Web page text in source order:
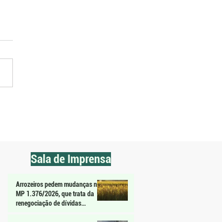
Sala de Imprensa
Arrozeiros pedem mudanças na
MP 1.376/2026, que trata da
renegociação de dívidas